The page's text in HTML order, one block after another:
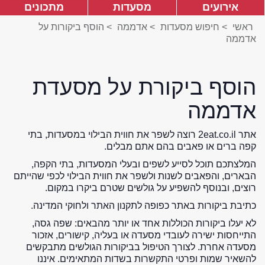
אירועים מסעדות מתכונים
ראשי > חיפוש מסעדות > אדממה > הוסף ביקורות על
אדממה
הוסף ביקורת על מסעדת
אדממה
אתר 2eat.co.il רוצה לשפר את חווית הבילוי במסעדות, בתי
קפה ברים או פאבים בהם אתם מבלים.
המלצתכם תוכל לסייע לשפים ובעלי המסעדות, בתי הקפה,
הבארים, והפאבים לשנות ולשפר את חווית הבילוי לכפי שהייתם
רוצים, ובנוסף להשפיע על גולשים שטרם ביקרו במקום.
כתיבת ביקורות באתר כפופה לתקנון האתר ולחוקי המדינה.
לא יעלו ביקורות הכוללות אחד או יותר מהבאים: שפה גסה,
התייחסות ישירה לעובדי מסעדה או בעליה, קישורים, אזכור
מסעדה אחרת. לצורך הטיפול בביקורות הגולשים מתבקשים
להשאיר שמות ופרטי התקשרות בשדות המתאימים. איננו